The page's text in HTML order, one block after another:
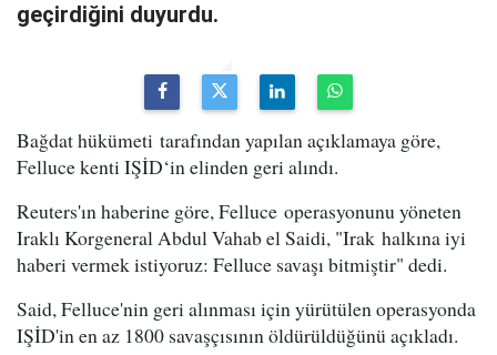
geçirdiğini duyurdu.
Bağdat hükümeti tarafından yapılan açıklamaya göre,
Felluce kenti IŞİD‘in elinden geri alındı.
Reuters'ın haberine göre, Felluce operasyonunu yöneten
Iraklı Korgeneral Abdul Vahab el Saidi, "Irak halkına iyi
haberi vermek istiyoruz: Felluce savaşı bitmiştir" dedi.
Said, Felluce'nin geri alınması için yürütülen operasyonda
IŞİD'in en az 1800 savaşçısının öldürüldüğünü açıkladı.